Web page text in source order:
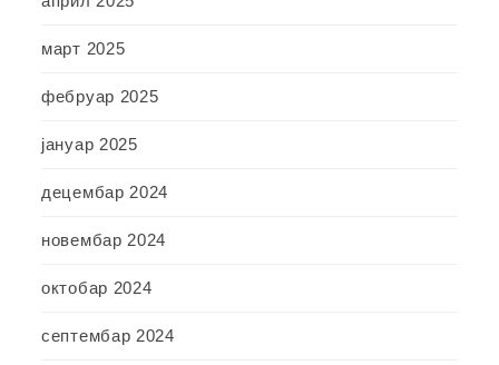
март 2025
фебруар 2025
јануар 2025
децембар 2024
новембар 2024
октобар 2024
септембар 2024